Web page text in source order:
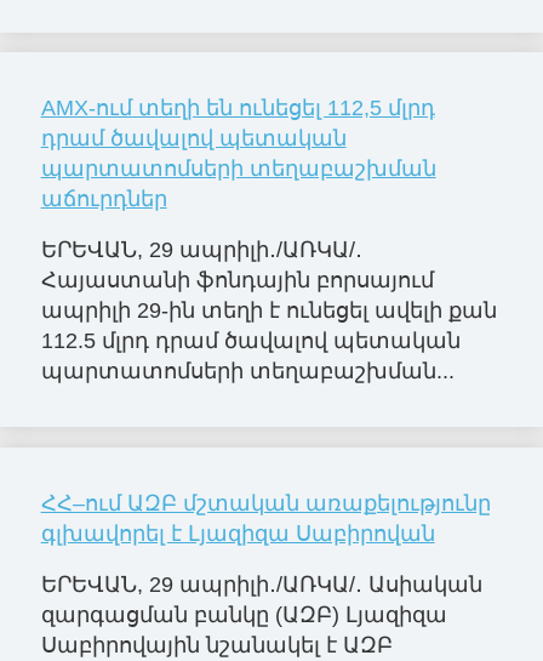
AMX-ում տեղի են ունեցել 112,5 մլրդ
դրամ ծավալով պետական
պարտատոմսերի տեղաբաշխման
աճուրդներ
ԵՐԵՎԱՆ, 29 ապրիլի․/ԱՌԿԱ/․
Հայաստանի ֆոնդային բորսայում
ապրիլի 29-ին տեղի է ունեցել ավելի քան
112.5 մլրդ դրամ ծավալով պետական
պարտատոմսերի տեղաբաշխման...
ՀՀ–ում ԱԶԲ մշտական առաքելությունը
գլխավորել է Լյազիզա Սաբիրովան
ԵՐԵՎԱՆ, 29 ապրիլի․/ԱՌԿԱ/․ Ասիական
զարգացման բանկը (ԱԶԲ) Լյազիզա
Սաբիրովային նշանակել է ԱԶԲ